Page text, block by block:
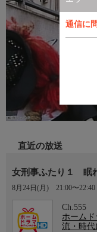
通信に
直近の放送
女刑事ふたり１ 眠
8月24日(月) 21:00〜22:40
Ch.555
ホーム
流・時